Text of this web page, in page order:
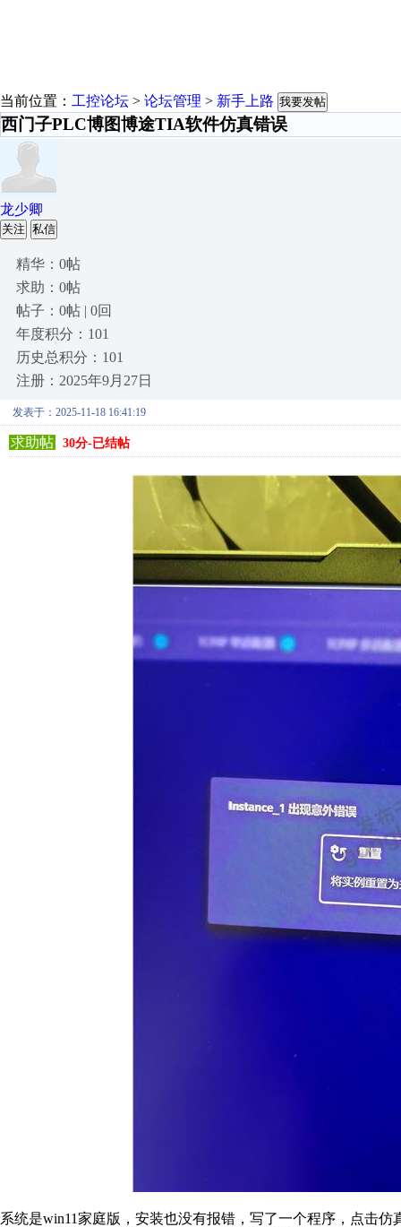
当前位置： 工控论坛 > 论坛管理 > 新手上路 我要发帖
西门子PLC博图博途TIA软件仿真错误
龙少卿
关注 私信
精华：0帖
求助：0帖
帖子：0帖 | 0回
年度积分：101
历史总积分：101
注册：2025年9月27日
发表于：2025-11-18 16:41:19
求助帖 30分-已结帖
系统是win11家庭版，安装也没有报错，写了一个程序，点击